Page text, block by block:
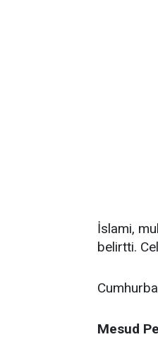
İslami,
belirtti.
Mesud